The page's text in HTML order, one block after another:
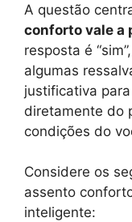
A questão
conforto vale a
resposta é
algumas
justificativa
diretamente do
condições do
Considere os
assento
inteligente: